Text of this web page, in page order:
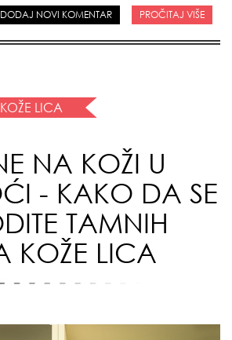
DODAJ NOVI KOMENTAR PROČITAJ VIŠE
LICA
NA KOŽI U
- KAKO DA SE
TAMNIH
KOŽE LICA